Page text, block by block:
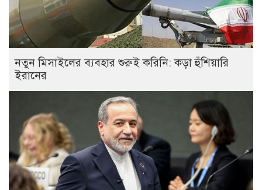
নতুন মিসাইলের ব্যবহার শুরুই করিনি: কড়া হুঁশিয়ারি
ইরানের